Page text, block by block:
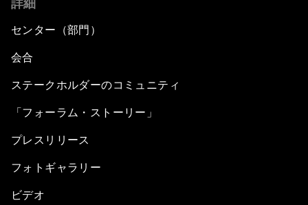
詳細
センター（部門）
会合
ステークホルダーのコミュニティ
「フォーラム・ストーリー」
プレスリリース
フォトギャラリー
ビデオ